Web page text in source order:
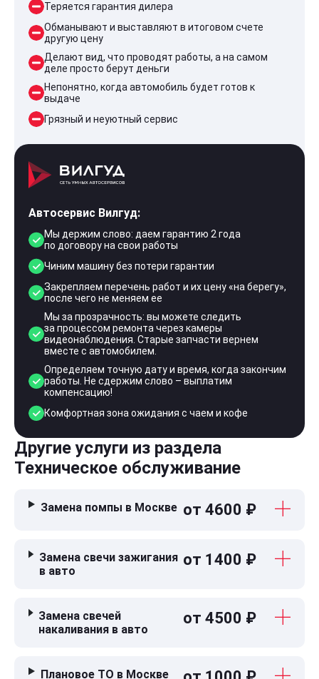
Теряется гарантия дилера
Обманывают и выставляют в итоговом счете
другую цену
Делают вид, что проводят работы, а на самом
деле просто берут деньги
Непонятно, когда автомобиль будет готов к
выдаче
Грязный и неуютный сервис
Автосервис Вилгуд:
Мы держим слово: даем гарантию 2 года
по договору на свои работы
Чиним машину без потери гарантии
Закрепляем перечень работ и их цену «на берегу»,
после чего не меняем ее
Мы за прозрачность: вы можете следить
за процессом ремонта через камеры
видеонаблюдения. Старые запчасти вернем
вместе с автомобилем.
Определяем точную дату и время, когда закончим
работы. Не сдержим слово – выплатим
компенсацию!
Комфортная зона ожидания с чаем и кофе
Другие услуги из раздела
Техническое обслуживание
Замена помпы в Москве от 4600 ₽
Замена свечи зажигания
в авто
от 1400 ₽
Замена свечей
накаливания в авто
от 4500 ₽
Плановое ТО в Москве